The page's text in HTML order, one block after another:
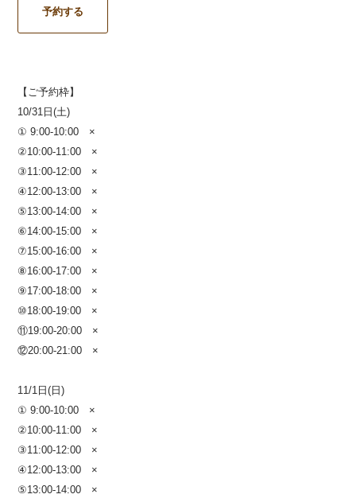
予約する
【ご予約枠】
10/31日(土)
① 9:00-10:00 ×
②10:00-11:00 ×
③11:00-12:00 ×
④12:00-13:00 ×
⑤13:00-14:00 ×
⑥14:00-15:00 ×
⑦15:00-16:00 ×
⑧16:00-17:00 ×
⑨17:00-18:00 ×
⑩18:00-19:00 ×
⑪19:00-20:00 ×
⑫20:00-21:00 ×
11/1日(日)
① 9:00-10:00 ×
②10:00-11:00 ×
③11:00-12:00 ×
④12:00-13:00 ×
⑤13:00-14:00 ×